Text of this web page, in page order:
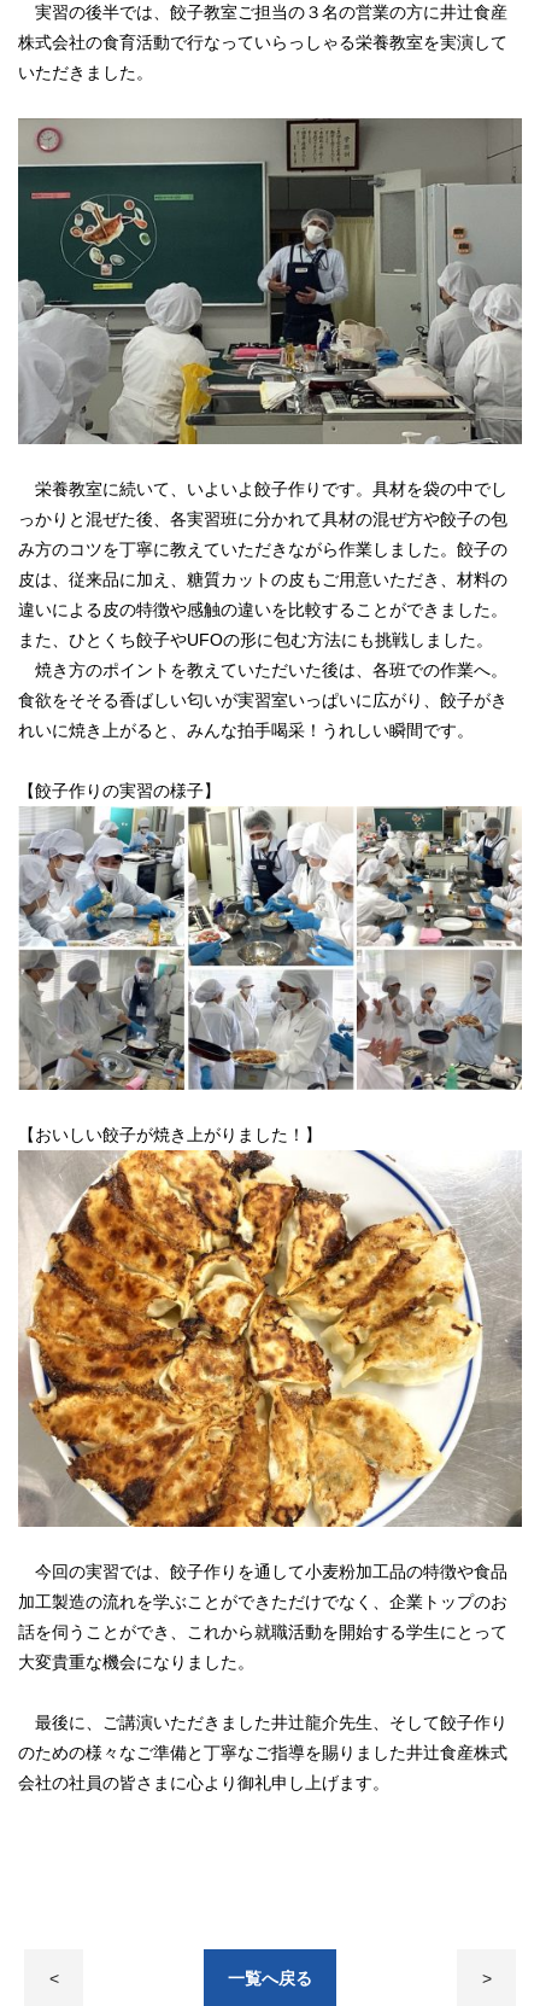
実習の後半では、餃子教室ご担当の３名の営業の方に井辻食産
株式会社の食育活動で行なっていらっしゃる栄養教室を実演して
いただきました。
栄養教室に続いて、いよいよ餃子作りです。具材を袋の中でし
っかりと混ぜた後、各実習班に分かれて具材の混ぜ方や餃子の包
み方のコツを丁寧に教えていただきながら作業しました。餃子の
皮は、従来品に加え、糖質カットの皮もご用意いただき、材料の
違いによる皮の特徴や感触の違いを比較することができました。
また、ひとくち餃子やUFOの形に包む方法にも挑戦しました。
焼き方のポイントを教えていただいた後は、各班での作業へ。
食欲をそそる香ばしい匂いが実習室いっぱいに広がり、餃子がき
れいに焼き上がると、みんな拍手喝采！うれしい瞬間です。
【餃子作りの実習の様子】
【おいしい餃子が焼き上がりました！】
今回の実習では、餃子作りを通して小麦粉加工品の特徴や食品
加工製造の流れを学ぶことができただけでなく、企業トップのお
話を伺うことができ、これから就職活動を開始する学生にとって
大変貴重な機会になりました。
最後に、ご講演いただきました井辻龍介先生、そして餃子作り
のための様々なご準備と丁寧なご指導を賜りました井辻食産株式
会社の社員の皆さまに心より御礼申し上げます。
< 一覧へ戻る >